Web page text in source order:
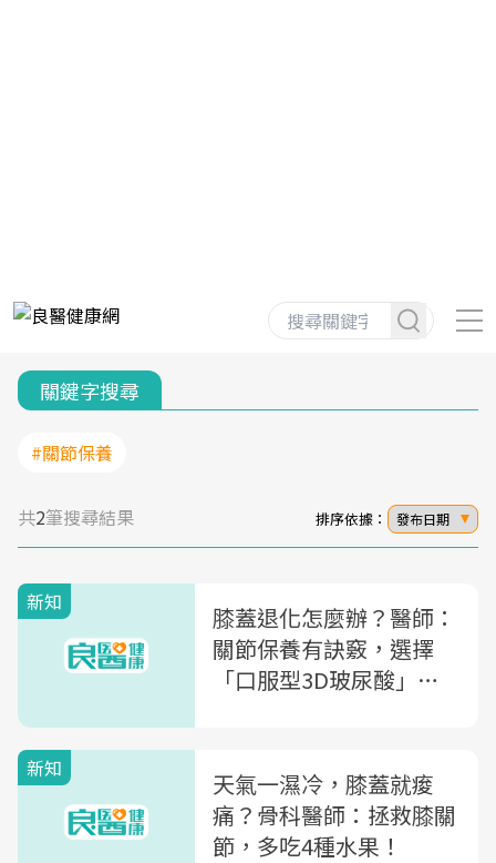
關鍵字搜尋
#關節保養
共2筆搜尋結果 排序依據： 發布日期
新知
膝蓋退化怎麼辦？醫師：
關節保養有訣竅，選擇
「口服型3D玻尿酸」更
新知
天氣一濕冷，膝蓋就痠
痛？骨科醫師：拯救膝關
節，多吃4種水果！